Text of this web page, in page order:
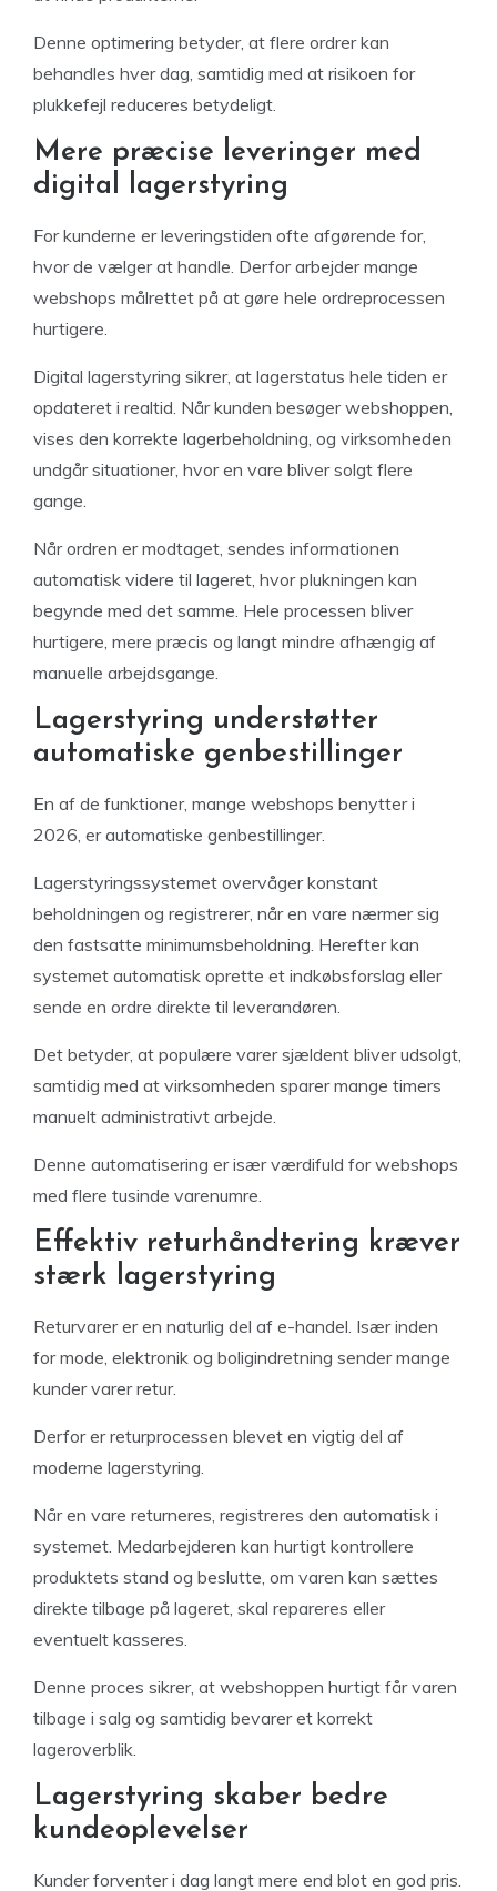
Denne optimering betyder, at flere ordrer kan
behandles hver dag, samtidig med at risikoen for
plukkefejl reduceres betydeligt.
Mere præcise leveringer med
digital lagerstyring
For kunderne er leveringstiden ofte afgørende for,
hvor de vælger at handle. Derfor arbejder mange
webshops målrettet på at gøre hele ordreprocessen
hurtigere.
Digital lagerstyring sikrer, at lagerstatus hele tiden er
opdateret i realtid. Når kunden besøger webshoppen,
vises den korrekte lagerbeholdning, og virksomheden
undgår situationer, hvor en vare bliver solgt flere
gange.
Når ordren er modtaget, sendes informationen
automatisk videre til lageret, hvor plukningen kan
begynde med det samme. Hele processen bliver
hurtigere, mere præcis og langt mindre afhængig af
manuelle arbejdsgange.
Lagerstyring understøtter
automatiske genbestillinger
En af de funktioner, mange webshops benytter i
2026, er automatiske genbestillinger.
Lagerstyringssystemet overvåger konstant
beholdningen og registrerer, når en vare nærmer sig
den fastsatte minimumsbeholdning. Herefter kan
systemet automatisk oprette et indkøbsforslag eller
sende en ordre direkte til leverandøren.
Det betyder, at populære varer sjældent bliver udsolgt,
samtidig med at virksomheden sparer mange timers
manuelt administrativt arbejde.
Denne automatisering er især værdifuld for webshops
med flere tusinde varenumre.
Effektiv returhåndtering kræver
stærk lagerstyring
Returvarer er en naturlig del af e-handel. Især inden
for mode, elektronik og boligindretning sender mange
kunder varer retur.
Derfor er returprocessen blevet en vigtig del af
moderne lagerstyring.
Når en vare returneres, registreres den automatisk i
systemet. Medarbejderen kan hurtigt kontrollere
produktets stand og beslutte, om varen kan sættes
direkte tilbage på lageret, skal repareres eller
eventuelt kasseres.
Denne proces sikrer, at webshoppen hurtigt får varen
tilbage i salg og samtidig bevarer et korrekt
lageroverblik.
Lagerstyring skaber bedre
kundeoplevelser
Kunder forventer i dag langt mere end blot en god pris.